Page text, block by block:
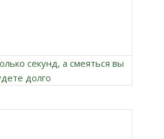
секунд, а смеяться вы
долго